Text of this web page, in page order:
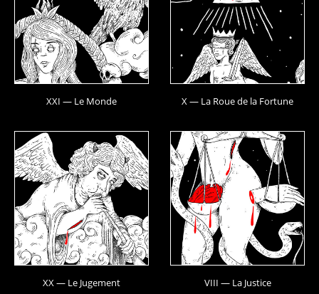
XXI — Le Monde X — La Roue de la Fortune
XX — Le Jugement VIII — La Justice